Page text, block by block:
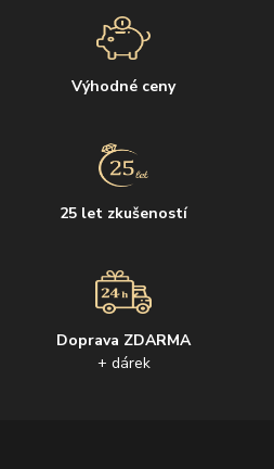
Výhodné ceny
25 let zkušeností
Doprava ZDARMA
+ dárek